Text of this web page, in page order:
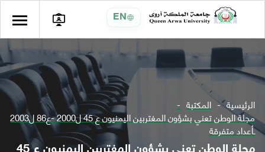
EN
الرئيسية المكتبة
مجلة الوطن تعني بشؤون المغتربين اليمنيون ع 45 ل2000 -ع86 ل2003
ـأعداد متفرقة